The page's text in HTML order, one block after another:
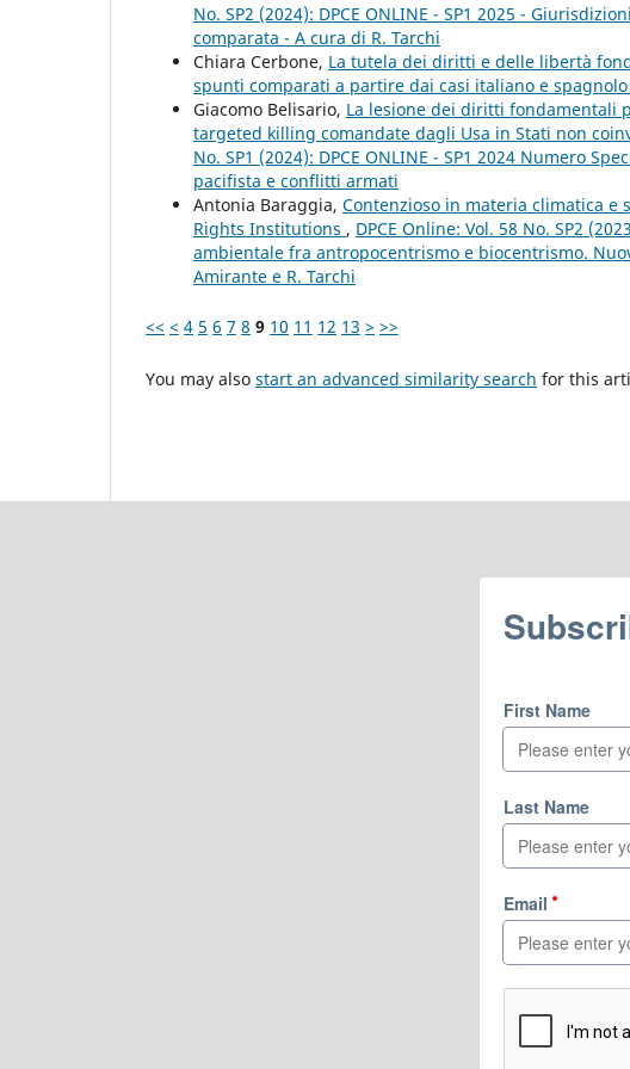
No. SP2 (2024): DPCE ONLINE - SP1 2025 -
comparata - A cura di R. Tarchi
Chiara Cerbone, La tutela dei diritti e delle libertà
spunti comparati a partire dai casi italiano e spagnolo
Giacomo Belisario, La lesione dei diritti fondamentali
targeted killing comandate dagli Usa in Stati non
No. SP1 (2024): DPCE ONLINE - SP1 2024 Numero
pacifista e conflitti armati
Antonia Baraggia, Contenzioso in materia climatica
Rights Institutions , DPCE Online: Vol. 58 No. SP2
ambientale fra antropocentrismo e biocentrismo.
Amirante e R. Tarchi
<< < 4 5 6 7 8 9 10 11 12 13 > >>
You may also start an advanced similarity search for this